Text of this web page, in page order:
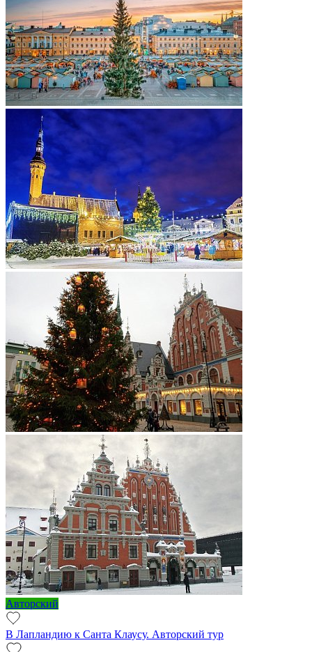
Авторский
В Лапландию к Санта Клаусу. Авторский тур